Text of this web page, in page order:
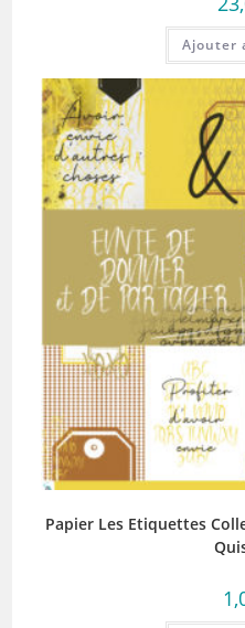
Ajouter
Papier Les Etiquettes